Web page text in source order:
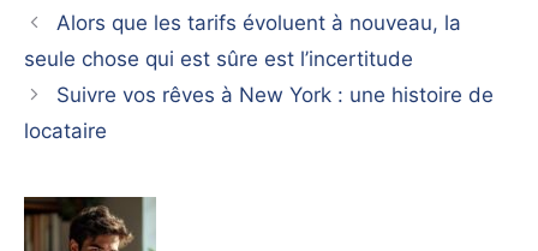
Alors que les tarifs évoluent à nouveau, la
seule chose qui est sûre est l’incertitude
Suivre vos rêves à New York : une histoire de
locataire